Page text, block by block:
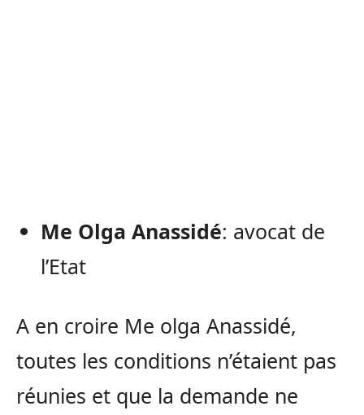
Me Olga Anassidé: avocat de
l’Etat
A en croire Me olga Anassidé,
toutes les conditions n’étaient pas
réunies et que la demande ne